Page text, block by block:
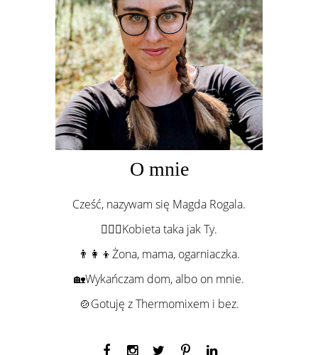
O mnie
Cześć, nazywam się Magda Rogala.
💁🏻‍♀️Kobieta taka jak Ty.
👨‍👩‍👦Żona, mama, ogarniaczka.
🏡Wykańczam dom, albo on mnie.
🍲Gotuję z Thermomixem i bez.